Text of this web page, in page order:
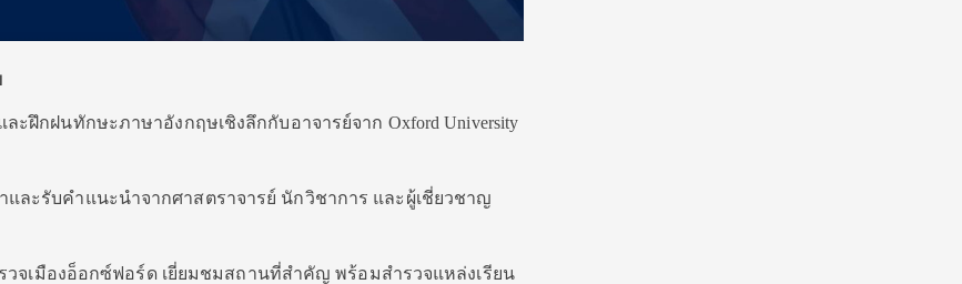
ละฝึกฝนทักษะภาษาอังกฤษเชิงลึกกับอาจารย์จาก Oxford University
ละรับคำแนะนำจากศาสตราจารย์ นักวิชาการ และผู้เชี่ยวชาญ
จเมืองอ็อกซ์ฟอร์ด เยี่ยมชมสถานที่สำคัญ พร้อมสำรวจแหล่งเรียน